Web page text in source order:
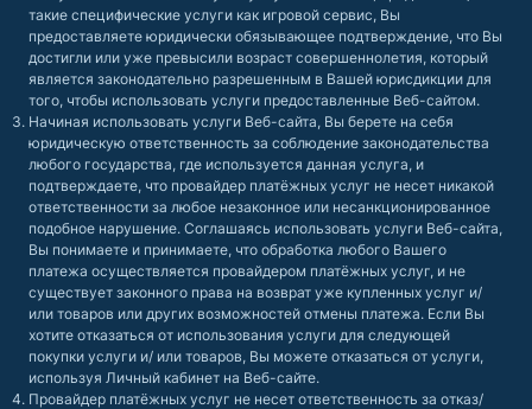
такие специфические услуги как игровой сервис, Вы
предоставляете юридически обязывающее подтверждение, что Вы
достигли или уже превысили возраст совершеннолетия, который
является законодательно разрешенным в Вашей юрисдикции для
того, чтобы использовать услуги предоставленные Веб-сайтом.
Начиная использовать услуги Веб-сайта, Вы берете на себя
юридическую ответственность за соблюдение законодательства
любого государства, где используется данная услуга, и
подтверждаете, что провайдер платёжных услуг не несет никакой
ответственности за любое незаконное или несанкционированное
подобное нарушение. Соглашаясь использовать услуги Веб-сайта,
Вы понимаете и принимаете, что обработка любого Вашего
платежа осуществляется провайдером платёжных услуг, и не
существует законного права на возврат уже купленных услуг и/
или товаров или других возможностей отмены платежа. Если Вы
хотите отказаться от использования услуги для следующей
покупки услуги и/ или товаров, Вы можете отказаться от услуги,
используя Личный кабинет на Веб-сайте.
Провайдер платёжных услуг не несет ответственность за отказ/